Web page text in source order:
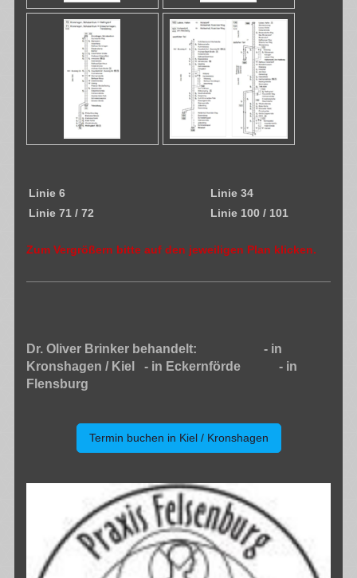
Linie 6
Linie 34
Linie 71 / 72
Linie 100 / 101
Zum Vergrößern bitte auf den jeweiligen Plan klicken.
Dr. Oliver Brinker behandelt: - in
Kronshagen / Kiel - in Eckernförde - in
Flensburg
Termin buchen in Kiel / Kronshagen